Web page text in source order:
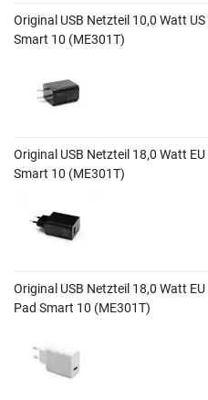
Original USB Netzteil 10,0 Watt
Smart 10 (ME301T)
Original USB Netzteil 18,0 Watt
Smart 10 (ME301T)
Original USB Netzteil 18,0 Watt
Pad Smart 10 (ME301T)